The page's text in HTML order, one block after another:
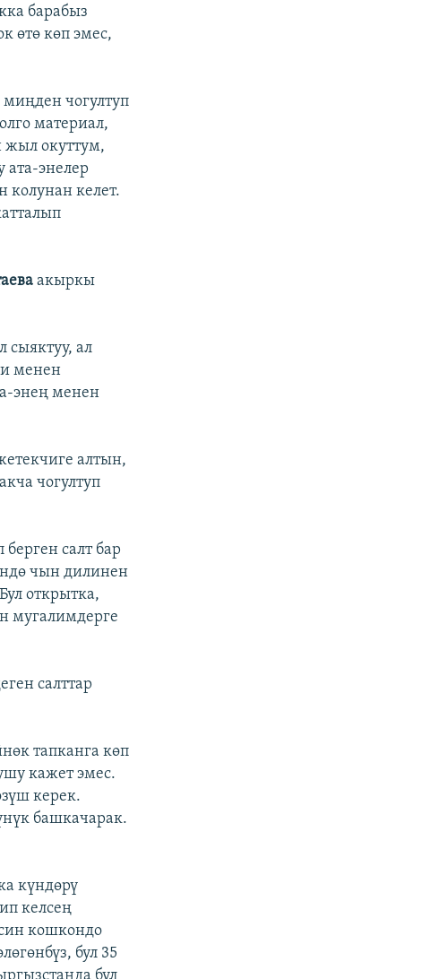
барабыз
өтө көп эмес,
чогултуп
материал,
жыл окуттум,
ата-энелер
колунан келет.
акыркы
сыяктуу, ал
менен
энең менен
алтын,
чогултуп
салт бар
чын дилинен
открытка,
мугалимдерге
салттар
тапканга көп
кажет эмес.
керек.
башкачарак.
күндөрү
келсең
кошкондо
бул 35